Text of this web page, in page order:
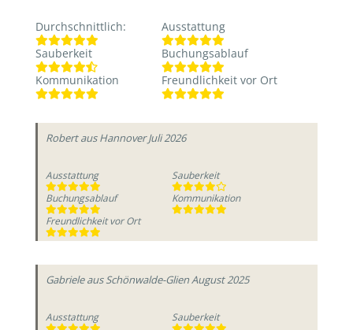
Durchschnittlich:
Ausstattung
Sauberkeit
Buchungsablauf
Kommunikation
Freundlichkeit vor Ort
Robertaus Hannover Juli 2026
Ausstattung
Sauberkeit
Buchungsablauf
Kommunikation
Freundlichkeit vor Ort
Gabrieleaus Schönwalde-GlienAugust 2025
Ausstattung
Sauberkeit